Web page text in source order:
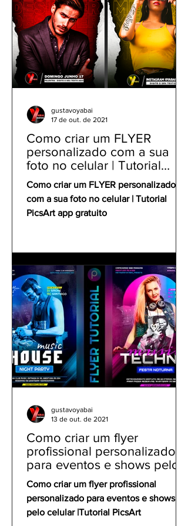
Como criar um FLYER
personalizado com a sua
foto no celular | Tutorial
PicsArt app gratuito
Como criar um FLYER personalizado
com a sua foto no celular | Tutorial
PicsArt app gratuito
gustavoyabai
17 de out. de 2021
Como criar um flyer
profissional personalizado
para eventos e shows pelo
celular | Tutorial PicsArt
Como criar um flyer profissional
personalizado para eventos e shows
pelo celular |Tutorial PicsArt
gustavoyabai
13 de out. de 2021